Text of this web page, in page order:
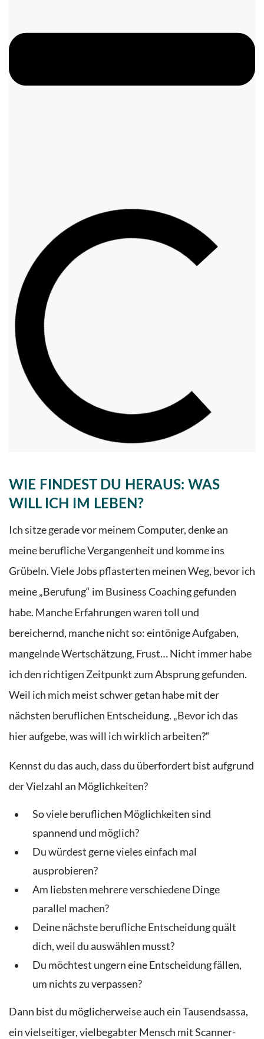
WIE FINDEST DU HERAUS: WAS
WILL ICH IM LEBEN ?
Ich sitze gerade vor meinem Computer,denke an
meine beruflicheVergangenheit und komme ins
Grübeln. Viele Jobs pflasterten meinen Weg, bevor ich
meine „Berufung“ im Business Coachinggefunden
habe. Manche Erfahrungen warentoll und
bereichernd, manche nicht so: eintönige Aufgaben,
mangelnde Wertschätzung, Frust… Nicht immer habe
ich den richtigen Zeitpunkt zum Absprung gefunden.
Weil ich mich meist schwergetan habe mit der
nächsten beruflichen Entscheidung. „Bevor ich das
hieraufgebe, was will ich wirklich arbeiten?“
Kennst du das auch, dass du überfordert bist aufgrund
der Vielzahl an Möglichkeiten?
So viele beruflichen Möglichkeiten sind
spannend und möglich?
Du würdest gerne vieles einfach mal
ausprobieren?
Am liebsten mehrere verschiedene Dinge
parallel machen?
Deine nächste berufliche Entscheidung quält
dich, weil du auswählen musst?
Du möchtest ungern eine Entscheidung fällen,
um nichts zu verpassen?
Dann bist du möglicherweise auch ein Tausendsassa,
ein vielseitiger, vielbegabter Mensch mit Scanner-